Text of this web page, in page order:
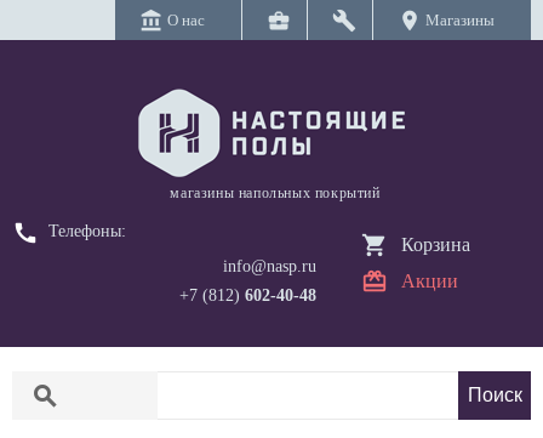
account_balance О нас business_center build location_on Магазины
магазины напольных покрытий
call
Телефоны:
info@nasp.ru
+7 (812) 602-40-48
Корзина
Акции
search